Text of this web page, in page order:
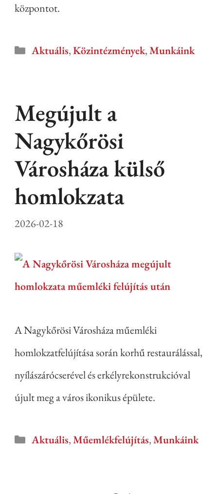
központot.
Aktuális,Közintézmények,Munkáink
Megújult a
Nagykőrösi
Városháza külső
homlokzata
2026-02-18
A Nagykőrösi Városháza műemléki
homlokzatfelújítása során korhű restaurálással,
nyílászárócserével és erkélyrekonstrukcióval
újult meg a város ikonikus épülete.
Aktuális,Műemlékfelújítás,Munkáink